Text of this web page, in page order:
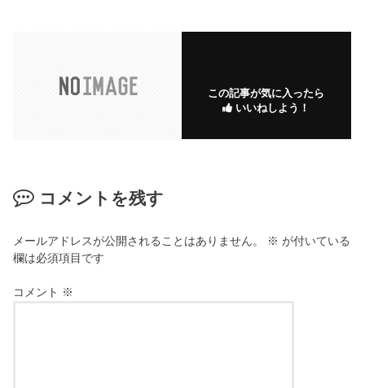
この記事が気に入ったら
いいねしよう！
コメントを残す
メールアドレスが公開されることはありません。 ※ が付いている
欄は必須項目です
コメント ※